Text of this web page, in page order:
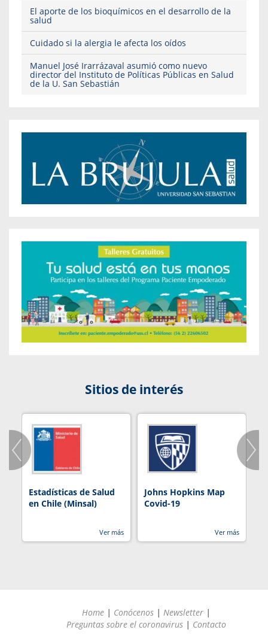
El aporte de los bioquímicos en el desarrollo de la
salud
Cuidado si la alergia le afecta los oídos
Manuel José Irarrázaval asumió como nuevo
director del Instituto de Políticas Públicas en Salud
de la U. San Sebastián
Sitios de interés
Estadísticas de Salud
en Chile (Minsal)
Ver más
Johns Hopkins Map
Covid-19
Ver más
Home | Conócenos | Newsletter |
Preguntas sobre el coronavirus | Contacto